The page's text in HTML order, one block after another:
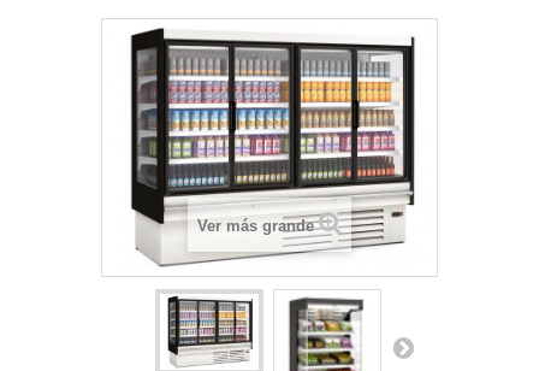
Ver más grande